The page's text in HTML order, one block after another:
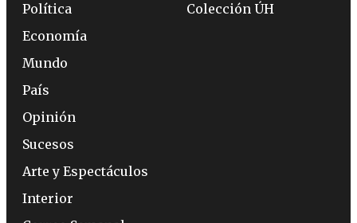
Política
Economía
Mundo
País
Opinión
Sucesos
Arte y Espectáculos
Interior
Colección ÚH